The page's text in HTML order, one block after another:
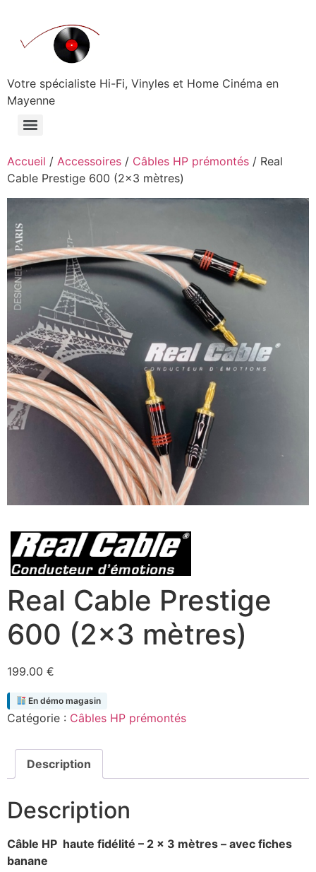
contenu
Votre spécialiste Hi-Fi, Vinyles et Home Cinéma en
Mayenne
Accueil / Accessoires / Câbles HP prémontés / Real
Cable Prestige 600 (2×3 mètres)
Real Cable Prestige
600 (2×3 mètres)
199.00 €
En démo magasin
Catégorie : Câbles HP prémontés
Description
Description
Câble HP haute fidélité – 2 x 3 mètres – avec fiches
banane